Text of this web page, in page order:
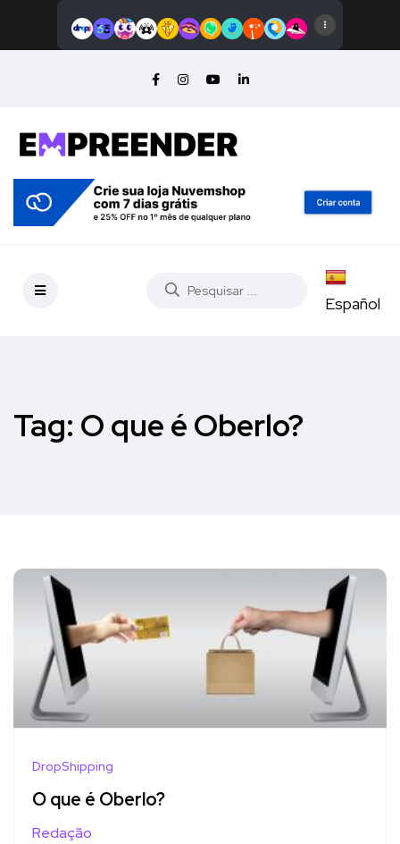
Español
Tag: O que é Oberlo?
DropShipping
O que é Oberlo?
Redação